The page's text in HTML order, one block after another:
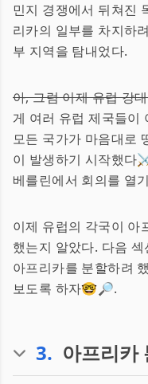
민지 경쟁에서 뒤쳐진
리카의 일부를 차지하
부 지역을 탐내었다.
아, 그럼 이제 유럽 강
게 여러 유럽 제국들이
모든 국가가 마음대로
이 발생하기 시작했다
베를린에서 회의를 열
이제 유럽의 각국이 아
했는지 알았다. 다음
아프리카를 분할하려
보도록 하자🤓🔎.
3. 아프리카